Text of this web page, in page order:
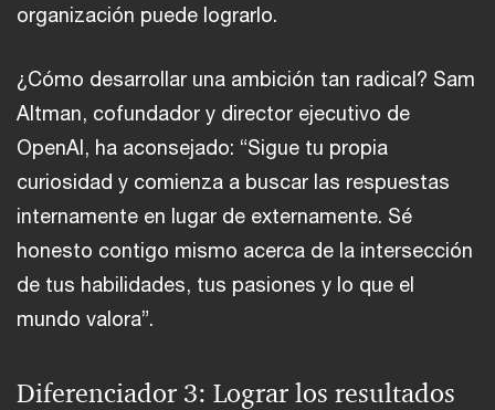
organización puede lograrlo.
¿Cómo desarrollar una ambición tan radical? Sam
Altman, cofundador y director ejecutivo de
OpenAI, ha aconsejado: “Sigue tu propia
curiosidad y comienza a buscar las respuestas
internamente en lugar de externamente. Sé
honesto contigo mismo acerca de la intersección
de tus habilidades, tus pasiones y lo que el
mundo valora”.
Diferenciador 3: Lograr los resultados